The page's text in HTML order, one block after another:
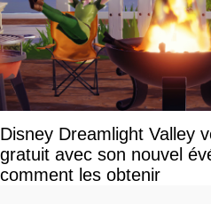
Disney Dreamlight Valley
gratuit avec son nouvel
comment les obtenir